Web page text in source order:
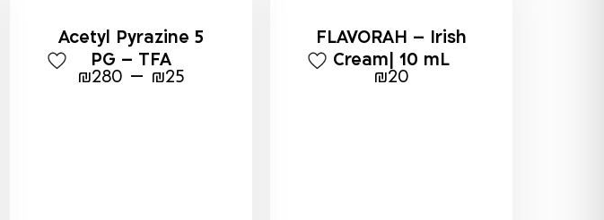
FLAVORAH – Irish
Cream| 10 mL
₪20
Acetyl Pyrazine 5
PG – TFA
₪25
–
₪280